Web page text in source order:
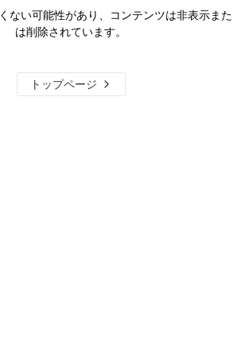
ない可能性があり、コンテンツは非表示また
は削除されています。
トップページ